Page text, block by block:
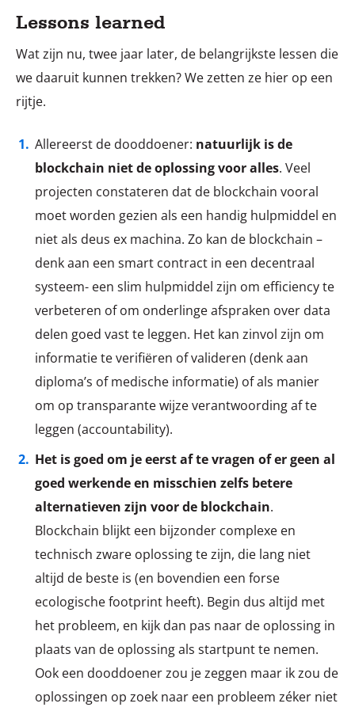
Lessons learned
Wat zijn nu, twee jaar later, de belangrijkste lessen die
we daaruit kunnen trekken? We zetten ze hier op een
rijtje.
Allereerst de dooddoener: natuurlijk is de
blockchain niet de oplossing voor alles. Veel
projecten constateren dat de blockchain vooral
moet worden gezien als een handig hulpmiddel en
niet als deus ex machina. Zo kan de blockchain –
denk aan een smart contract in een decentraal
systeem- een slim hulpmiddel zijn om efficiency te
verbeteren of om onderlinge afspraken over data
delen goed vast te leggen. Het kan zinvol zijn om
informatie te verifiëren of valideren (denk aan
diploma’s of medische informatie) of als manier
om op transparante wijze verantwoording af te
leggen (accountability).
Het is goed om je eerst af te vragen of er geen al
goed werkende en misschien zelfs betere
alternatieven zijn voor de blockchain.
Blockchain blijkt een bijzonder complexe en
technisch zware oplossing te zijn, die lang niet
altijd de beste is (en bovendien een forse
ecologische footprint heeft). Begin dus altijd met
het probleem, en kijk dan pas naar de oplossing in
plaats van de oplossing als startpunt te nemen.
Ook een dooddoener zou je zeggen maar ik zou de
oplossingen op zoek naar een probleem zéker niet